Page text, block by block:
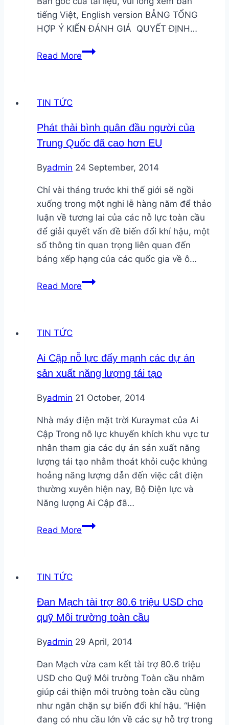
tiếng Việt, English version BẢNG TỔNG
HỢP Ý KIẾN ĐÁNH GIÁ QUYẾT ĐỊNH…
Read MorePhần
đánh
giá
định
11/2017/QĐ-
TTg
về
Cơ
chế
khuyến
phát
TIN TỨC
Phát thải bình quân đầu người của
Trung Quốc đã cao hơn EU
Byadmin 24 September, 2014
Chỉ vài tháng trước khi thế giới sẽ ngồi
xuống trong một nghi lễ hàng năm để thảo
luận về tương lai của các nỗ lực toàn cầu
để giải quyết vấn đề biến đổi khí hậu, một
số thông tin quan trọng liên quan đến
bảng xếp hạng của các quốc gia về ô…
Read MorePhát
của
Trung
đã
cao
hơn
EU
TIN TỨC
Ai Cập nỗ lực đẩy mạnh các dự án
sản xuất năng lượng tái tạo
Byadmin 21 October, 2014
Nhà máy điện mặt trời Kuraymat của Ai
Cập Trong nỗ lực khuyến khích khu vực tư
nhân tham gia các dự án sản xuất năng
lượng tái tạo nhằm thoát khỏi cuộc khủng
hoảng năng lượng dẫn đến việc cắt điện
thường xuyên hiện nay, Bộ Điện lực và
Năng lượng Ai Cập đã…
Read MoreAi
các
dự
sản
xuất
năng
lượng
tái
tạo
TIN TỨC
Đan Mạch tài trợ 80.6 triệu USD cho
quỹ Môi trường toàn cầu
Byadmin 29 April, 2014
Đan Mạch vừa cam kết tài trợ 80.6 triệu
USD cho Quỹ Môi trường Toàn cầu nhằm
giúp cải thiện môi trường toàn cầu cùng
như ngăn chặn sự biến đổi khí hậu. “Hiện
đang có nhu cầu lớn về các sự hỗ trợ trong